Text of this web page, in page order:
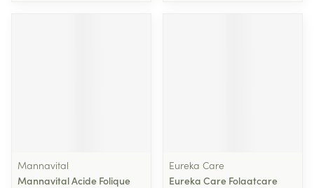
Mannavital
Mannavital Acide Folique
Eureka Care
Eureka Care Folaatcare